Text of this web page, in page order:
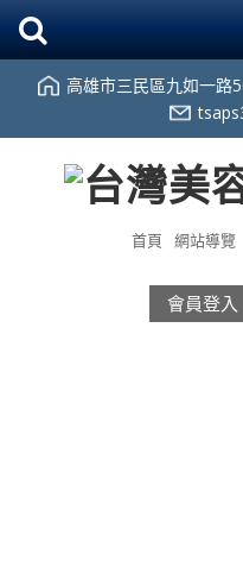
高雄市三民區九如一路
首頁 網站導覽
會員登入